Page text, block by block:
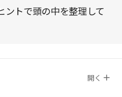
ントで頭の中を整理して
開く